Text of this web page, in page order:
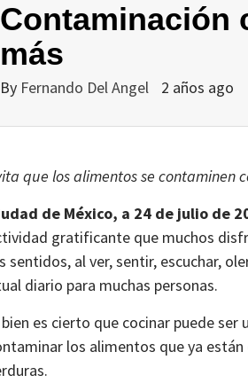
Contaminación
más
By Fernando Del Angel 2 años ago
que los alimentos se contaminen
de México, a 24 de julio de
gratificante que muchos
sentidos, al ver, sentir, escuchar,
diario para muchas personas.
bien es cierto que cocinar puede
los alimentos que ya